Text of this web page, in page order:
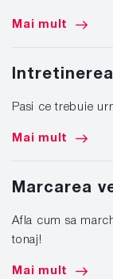
Mai mult
Pasi ce trebuie
Mai mult
Marcarea
Afla cum sa
tonaj!
Mai mult